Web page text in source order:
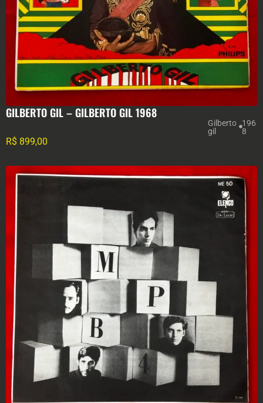
GILBERTO GIL – GILBERTO GIL 1968
Gilberto
gil
196
8
R$ 899,00